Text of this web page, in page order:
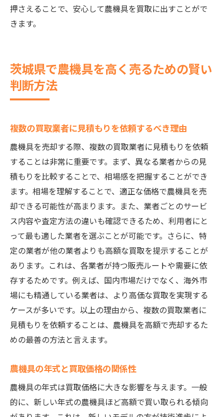
押さえることで、安心して農機具を買取に出すことがで
きます。
茨城県で農機具を高く売るための賢い
判断方法
複数の買取業者に見積もりを依頼するべき理由
農機具を売却する際、複数の買取業者に見積もりを依頼
することは非常に重要です。まず、異なる業者からの見
積もりを比較することで、相場感を把握することができ
ます。相場を理解することで、適正な価格で農機具を売
却できる可能性が高まります。また、業者ごとのサービ
ス内容や査定方法の違いも確認できるため、利用者にと
って最も適した業者を選ぶことが可能です。さらに、特
定の業者が他の業者よりも高額な買取を提示することが
あります。これは、各業者が持つ販売ルートや需要に依
存するためです。例えば、国内市場だけでなく、海外市
場にも精通している業者は、より高価な買取を実現する
ケースが多いです。以上の理由から、複数の買取業者に
見積もりを依頼することは、農機具を高額で売却するた
めの最善の方法と言えます。
農機具の年式と買取価格の関係性
農機具の年式は買取価格に大きな影響を与えます。一般
的に、新しい年式の農機具ほど高額で買い取られる傾向